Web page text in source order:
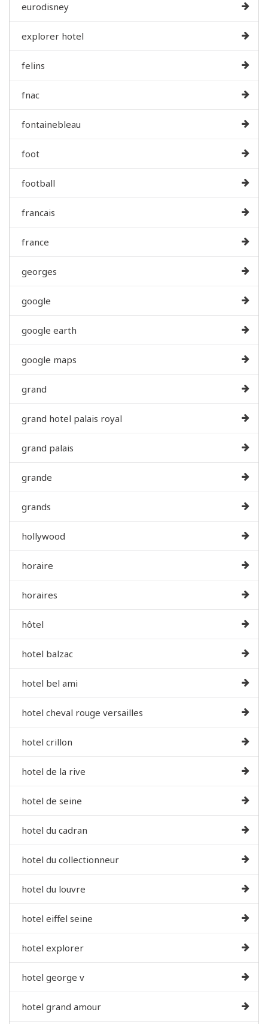
eurodisney
explorer hotel
felins
fnac
fontainebleau
foot
football
francais
france
georges
google
google earth
google maps
grand
grand hotel palais royal
grand palais
grande
grands
hollywood
horaire
horaires
hôtel
hotel balzac
hotel bel ami
hotel cheval rouge versailles
hotel crillon
hotel de la rive
hotel de seine
hotel du cadran
hotel du collectionneur
hotel du louvre
hotel eiffel seine
hotel explorer
hotel george v
hotel grand amour